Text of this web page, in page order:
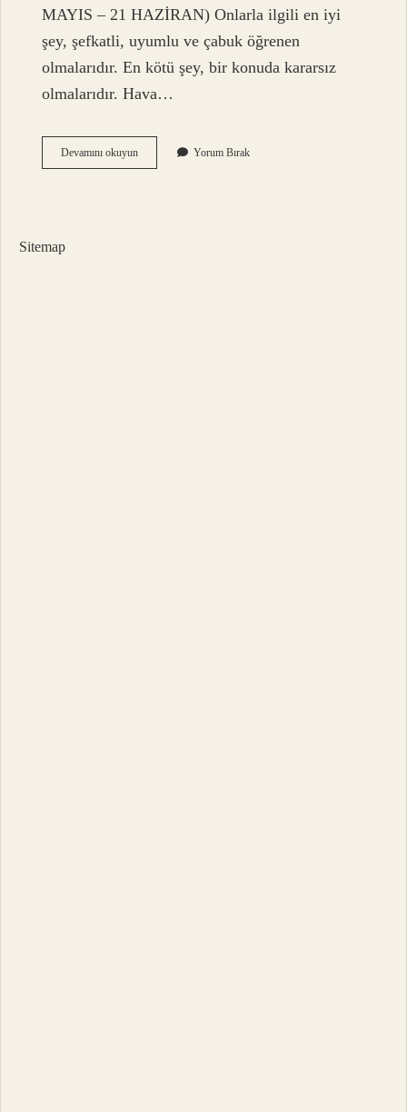
MAYIS – 21 HAZİRAN) Onlarla ilgili en iyi
şey, şefkatli, uyumlu ve çabuk öğrenen
olmalarıdır. En kötü şey, bir konuda kararsız
olmalarıdır. Hava…
Devamını okuyunIkizler
Burcu
Yorum Bırak
Sitemap